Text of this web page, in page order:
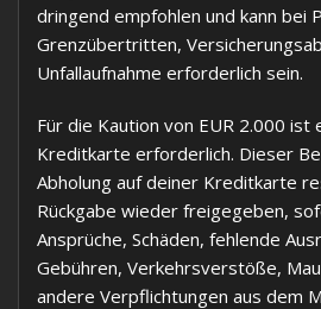
dringend empfohlen und kann bei
Grenzübertritten,
Unfallaufnahme erforderlich sein.
Für die Kaution von EUR 2.000 ist
Kreditkarte erforderlich. Dieser
Abholung auf deiner Kreditkarte
Rückgabe wieder freigegeben,
Ansprüche, Schäden, fehlende
Gebühren, Verkehrsverstöße,
andere Verpflichtungen aus dem